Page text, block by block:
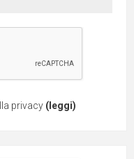
privacy (leggi)